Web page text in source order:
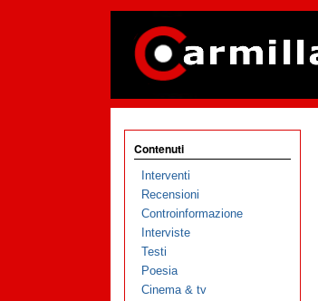
Contenuti
Interventi
Recensioni
Controinformazione
Interviste
Testi
Poesia
Cinema & tv